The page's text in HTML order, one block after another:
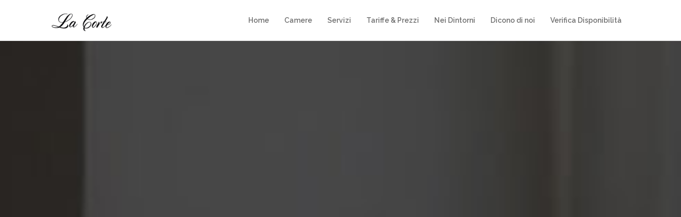
Home Camere Servizi Tariffe & Prezzi Nei Dintorni Dicono di noi Verifica Disponibilità